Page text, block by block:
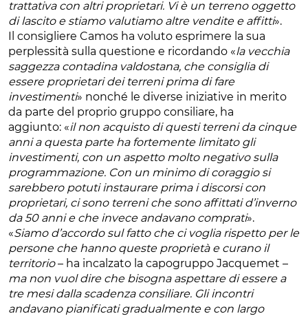
trattativa con altri proprietari. Vi è un terreno oggetto
di lascito e stiamo valutiamo altre vendite e affitti».
Il consigliere Camos ha voluto esprimere la sua
perplessità sulla questione e ricordando «la vecchia
saggezza contadina valdostana, che consiglia di
essere proprietari dei terreni prima di fare
investimenti» nonché le diverse iniziative in merito
da parte del proprio gruppo consiliare, ha
aggiunto: «il non acquisto di questi terreni da cinque
anni a questa parte ha fortemente limitato gli
investimenti, con un aspetto molto negativo sulla
programmazione. Con un minimo di coraggio si
sarebbero potuti instaurare prima i discorsi con
proprietari, ci sono terreni che sono affittati d’inverno
da 50 anni e che invece andavano comprati».
«Siamo d’accordo sul fatto che ci voglia rispetto per le
persone che hanno queste proprietà e curano il
territorio– ha incalzato la capogruppo Jacquemet –
ma non vuol dire che bisogna aspettare di essere a
tre mesi dalla scadenza consiliare. Gli incontri
andavano pianificati gradualmente e con largo